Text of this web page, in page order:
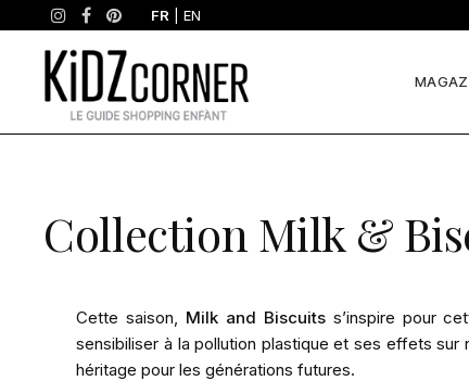
FR |EN
Collection Milk &
Cette saison, Milk and Biscuitss’inspire pour
sensibiliser à la pollution plastique et ses effets
héritage pour les générations futures.